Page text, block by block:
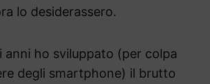
lo desiderassero.
anni ho sviluppato (per colpa
degli smartphone) il brutto